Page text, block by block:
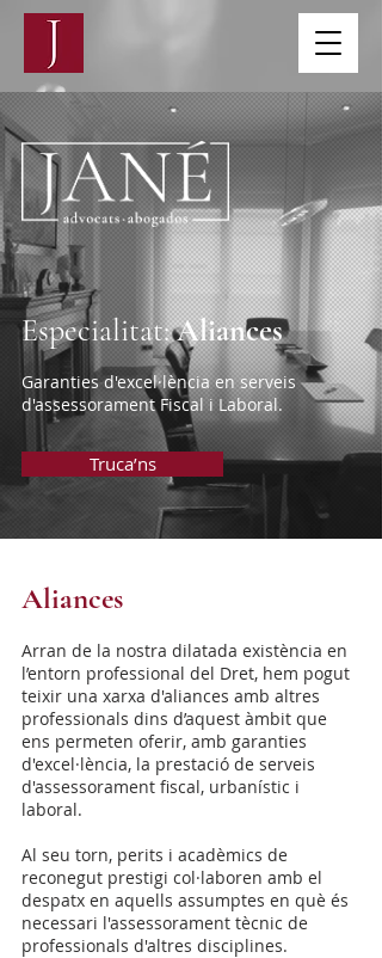
Aliances
Arran de la nostra dilatada existència en
l’entorn professional del Dret, hem pogut
teixir una xarxa d'aliances amb altres
professionals dins d’aquest àmbit que
ens permeten oferir, amb garanties
d'excel·lència, la prestació de serveis
d'assessorament fiscal, urbanístic i
laboral.
Al seu torn, perits i acadèmics de
reconegut prestigi col·laboren amb el
despatx en aquells assumptes en què és
necessari l'assessorament tècnic de
professionals d'altres disciplines.
Especialitat:Aliances
Truca’ns
Garanties d'excel·lència en serveis
d'assessorament Fiscal i Laboral.